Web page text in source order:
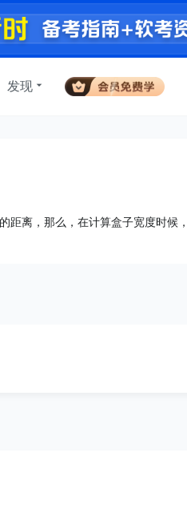
发现
距离，那么，在计算盒子宽度时候